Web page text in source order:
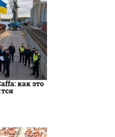
как это